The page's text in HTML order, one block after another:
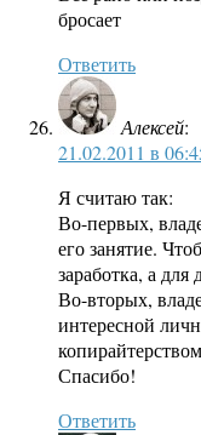
бросает
Ответить
Алексей:
21.02.2011 в
Я считаю так:
Во-первых,
его занятие.
заработка, а для
Во-вторых,
интересной
Спасибо!
Ответить